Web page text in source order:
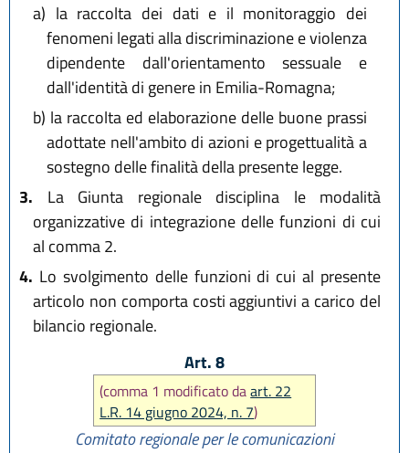
a) la raccolta dei dati e il monitoraggio dei
fenomeni legati alla discriminazione e violenza
dipendente dall'orientamento sessuale e
dall'identità di genere in Emilia-Romagna;
b) la raccolta ed elaborazione delle buone prassi
adottate nell'ambito di azioni e progettualità a
sostegno delle finalità della presente legge.
3. La Giunta regionale disciplina le modalità
organizzative di integrazione delle funzioni di cui
al comma 2.
4. Lo svolgimento delle funzioni di cui al presente
articolo non comporta costi aggiuntivi a carico del
bilancio regionale.
Art. 8
(comma 1 modificato daart. 22
L.R. 14 giugno 2024, n. 7)
Comitato regionale per le comunicazioni